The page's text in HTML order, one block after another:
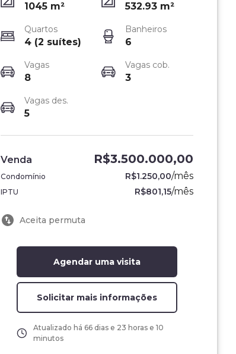
1045m² 532.93 m²
Quartos
4 (2 suítes)
Banheiros
6
Vagas
8
Vagas cob.
3
Vagas des.
5
Venda R$3.500.000,00
Condomínio R$1.250,00/mês
IPTU R$801,15/mês
Aceita permuta
Agendar uma visita
Solicitar mais informações
Atualizado há 66 dias e 23 horas e 10
minutos